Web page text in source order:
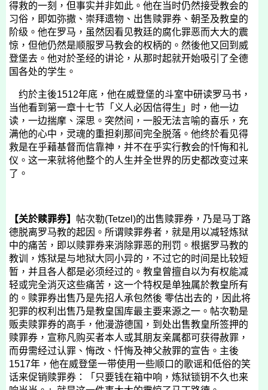
得救的一刻，但事实并非如此。他在当时仍然接受教会的
习俗，即如弥撒、崇拜遗物、出售赎罪券、朝圣及教皇的
阶级。他在罗马，虽然因看见教廷的腐化罪恶而大大的震
惊，但他仍然是顺服罗马教会的权柄的。然後他又回到威
登堡去。他对於圣经的讲论，从那时起就开始吸引了全德
国各处的学生。
约於主後1512年底，他在威登堡的斗室中研读罗马书，
当他看到第一章十七节「义人必因信得生」时，他一边
读，一边揣摩、深思。突然间，一股无法言喻的喜乐，充
满他的心中，灵魂的重担刹那间完全脱落。他终於看见得
救是在乎藉基督而信靠神，并不在乎实行教会的忏悔和礼
仪。这一来就将他整个的人生并全世界的历史都改变过来
了。
【关於赎罪券】 帖次勒(Tetzel)的出售赎罪券，乃是马丁路
德脱离罗马教的起因。所谓赎罪券者，就是用以减轻炼狱
中的痛苦，即以赎罪券来消除罪恶的刑罚。根据罗马教的
教训，炼狱是与地狱大同小异的，不过它的时间是比较短
暂，并且各人都是必须经过的。教皇曾擅自以为有权能减
轻或完全消灭这些痛苦，这一个特权是单独属於教皇所有
的。赎罪券出售乃是先招人承包然後 零估出去的，因此将
犯罪的权利出售乃是教皇国库最主要来源之一。帖次勒是
贩卖赎罪券的高手，他漫游德国，到处出售教皇所签押的
赎罪券，宣称凡购买者本人或其朋友亲属都可获得赦罪，
而毋需经过认罪、悔改、忏悔及神父赦罪的宣告。主後
1517年，他在威登堡一带使用一些顺口的歌谣和低俗的笑
话来促销赎罪券：「只要钱在箱中响，炼狱锁钥不久也来